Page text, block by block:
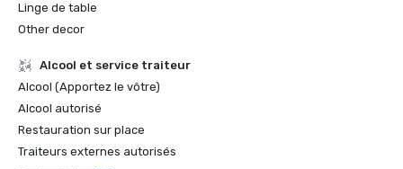
Linge de table
Other decor
Alcool et service traiteur
Alcool (Apportez le vôtre)
Alcool autorisé
Restauration sur place
Traiteurs externes autorisés